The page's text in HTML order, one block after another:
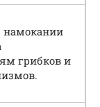
намокании
грибков и